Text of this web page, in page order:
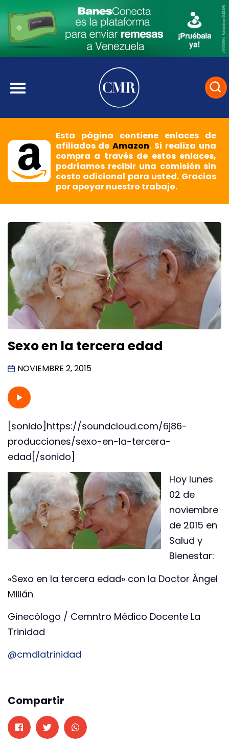
Esta página contiene enlaces de
afiliados deAmazon. Si realiza una
compra a través de estos enlaces,
podríamos recibir una comisión sin
costo adicional para usted. Gracias
por apoyar nuestro trabajo.
Sexo en la tercera edad
NOVIEMBRE 2, 2015
[sonido]https://soundcloud.com/6j86-
producciones/sexo-en-la-tercera-
edad[/sonido]
Hoy lunes
02 de
noviembre
de 2015 en
Salud y
Bienestar:
«Sexo en la tercera edad» con la Doctor Ángel
Millán
Ginecólogo / Cemntro Médico Docente La
Trinidad
@cmdlatrinidad
Compartir